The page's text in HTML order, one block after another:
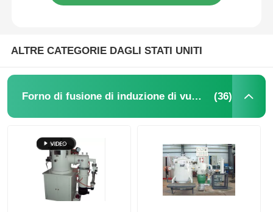
ALTRE CATEGORIE DAGLI STATI UNITI
Forno di fusione di induzione di vuoto (36)